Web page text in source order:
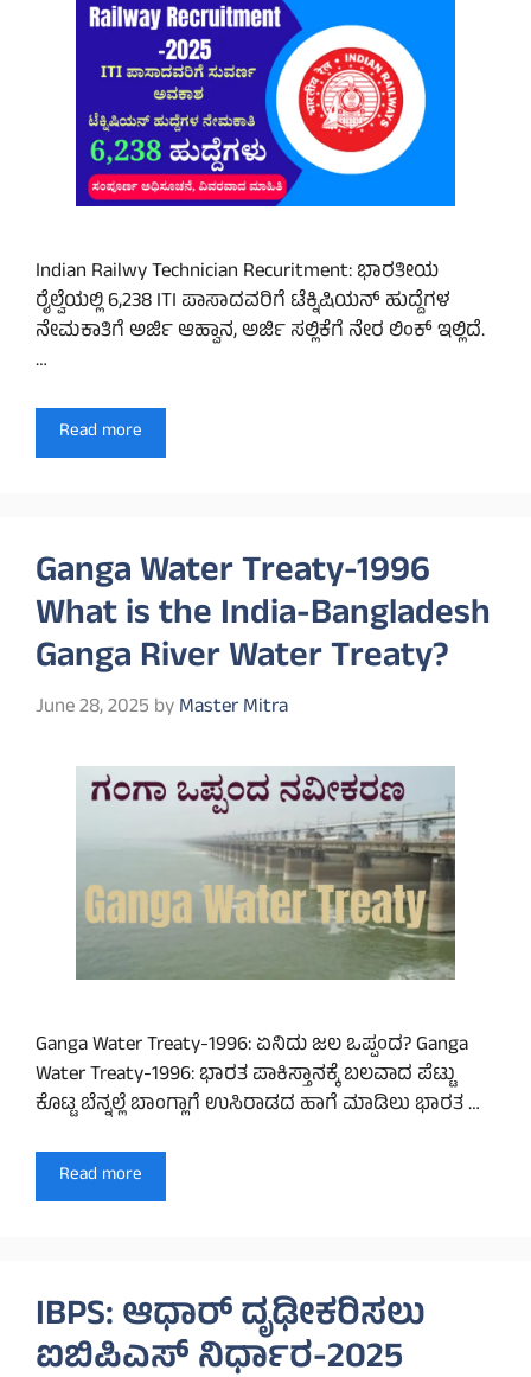
Indian Railwy Technician Recuritment: ಭಾರತೀಯ
ರೈಲ್ವೆಯಲ್ಲಿ 6,238 ITI ಪಾಸಾದವರಿಗೆ ಟೆಕ್ನಿಷಿಯನ್ ಹುದ್ದೆಗಳ
ನೇಮಕಾತಿಗೆ ಅರ್ಜಿ ಆಹ್ವಾನ, ಅರ್ಜಿ ಸಲ್ಲಿಕೆಗೆ ನೇರ ಲಿಂಕ್ ಇಲ್ಲಿದೆ.
…
Read more
Ganga Water Treaty-1996
What is the India-Bangladesh
Ganga River Water Treaty?
June 28, 2025 byMaster Mitra
Ganga Water Treaty-1996: ಏನಿದು ಜಲ ಒಪ್ಪಂದ? Ganga
Water Treaty-1996: ಭಾರತ ಪಾಕಿಸ್ತಾನಕ್ಕೆ ಬಲವಾದ ಪೆಟ್ಟು
ಕೊಟ್ಟ ಬೆನ್ನಲ್ಲೆ ಬಾಂಗ್ಲಾಗೆ ಉಸಿರಾಡದ ಹಾಗೆ ಮಾಡಿಲು ಭಾರತ …
Read more
IBPS: ಆಧಾರ್ ದೃಢೀಕರಿಸಲು
ಐಬಿಪಿಎಸ್ ನಿರ್ಧಾರ-2025